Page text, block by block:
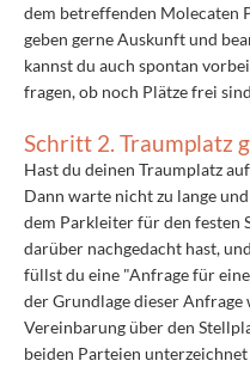
dem betreffenden Molecaten
geben gerne Auskunft und
kannst du auch spontan
fragen, ob noch Plätze frei
Schritt 2. Traumplatz
Hast du deinen Traumplatz
Dann warte nicht zu lange
dem Parkleiter für den festen
darüber nachgedacht hast,
füllst du eine "Anfrage für
der Grundlage dieser Anfrage
Vereinbarung über den
beiden Parteien